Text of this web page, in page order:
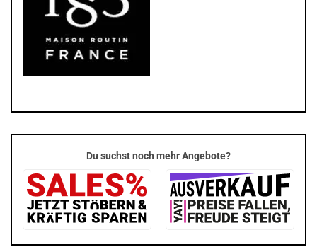
Du suchst noch mehr Angebote?